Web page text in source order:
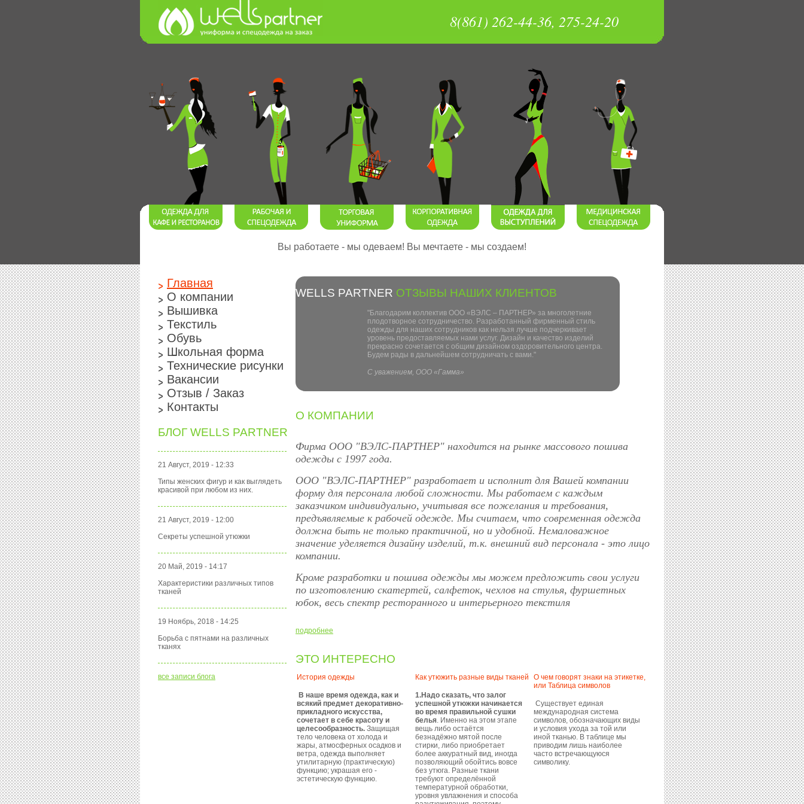
8(861) 262-44-36, 275-24-20
Вы работаете - мы одеваем! Вы мечтаете - мы создаем!
Главная
О компании
Вышивка
Текстиль
Обувь
Школьная форма
Технические рисунки
Вакансии
Отзыв / Заказ
Контакты
БЛОГ WELLS PARTNER
21 Август, 2019 - 12:33
Типы женских фигур и как выглядеть
красивой при любом из них.
21 Август, 2019 - 12:00
Секреты успешной утюжки
20 Май, 2019 - 14:17
Характеристики различных типов
тканей
19 Ноябрь, 2018 - 14:25
Борьба с пятнами на различных
тканях
все записи блога
WELLS PARTNER ОТЗЫВЫ НАШИХ КЛИЕНТОВ
"Благодарим коллектив ООО «ВЭЛС – ПАРТНЕР» за многолетние
плодотворное сотрудничество. Разработанный фирменный стиль
одежды для наших сотрудников как нельзя лучше подчеркивает
уровень предоставляемых нами услуг. Дизайн и качество изделий
прекрасно сочетается с общим дизайном оздоровительного центра.
Будем рады в дальнейшем сотрудничать с вами."
С уважением, ООО «Гамма»
О КОМПАНИИ
Фирма ООО "ВЭЛС-ПАРТНЕР" находится на рынке массового пошива
одежды с 1997 года.
ООО "ВЭЛС-ПАРТНЕР" разработает и исполнит для Вашей компании
форму для персонала любой сложности. Мы работаем с каждым
заказчиком индивидуально, учитывая все пожелания и требования,
предъявляемые к рабочей одежде. Мы считаем, что современная одежда
должна быть не только практичной, но и удобной. Немаловажное
значение уделяется дизайну изделий, т.к. внешний вид персонала - это лицо
компании.
Кроме разработки и пошива одежды мы можем предложить свои услуги
по изготовлению скатертей, салфеток, чехлов на стулья, фуршетных
юбок, весь спектр ресторанного и интерьерного текстиля
подробнее
ЭТО ИНТЕРЕСНО
История одежды Как утюжить разные виды тканей
О чем говорят знаки на этикетке,
или Таблица символов
В наше время одежда, как и
всякий предмет декоративно-
прикладного искусства,
сочетает в себе красоту и
целесообразность. Защищая
тело человека от холода и
жары, атмосферных осадков и
ветра, одежда выполняет
утилитарную (практическую)
функцию; украшая его -
эстетическую функцию.
1.Надо сказать, что залог
успешной утюжки начинается
во время правильной сушки
белья. Именно на этом этапе
вещь либо остаётся
безнадёжно мятой после
стирки, либо приобретает
более аккуратный вид, иногда
позволяющий обойтись вовсе
без утюга. Разные ткани
требуют определённой
температурной обработки,
уровня увлажнения и способа
Существует единая
международная система
символов, обозначающих виды
и условия ухода за той или
иной тканью. В таблице мы
приводим лишь наиболее
часто встречающуюся
символику.